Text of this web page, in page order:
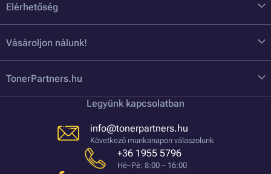
Elérhetőség
Vásároljon nálunk!
TonerPartners.hu
Legyünk kapcsolatban
info@tonerpartners.hu
Következő munkanapon válaszolunk
+36 1955 5796
Hé–Pé: 8:00 – 16:00